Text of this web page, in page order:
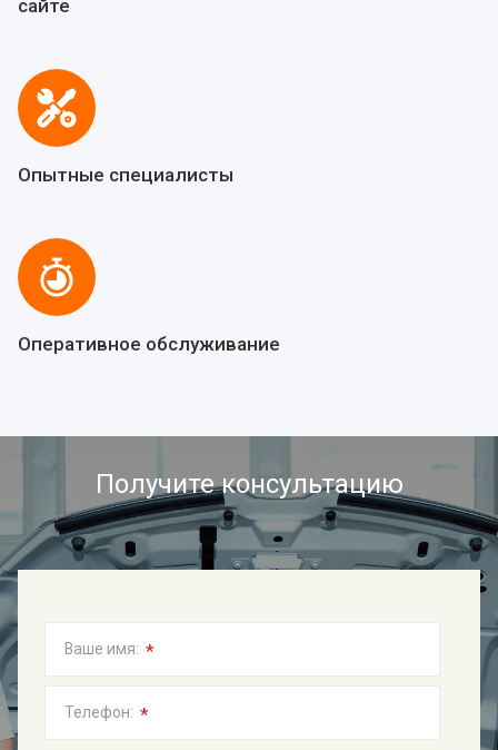
сайте
Опытные специалисты
Оперативное обслуживание
Получите консультацию
Ваше имя: *
Телефон: *